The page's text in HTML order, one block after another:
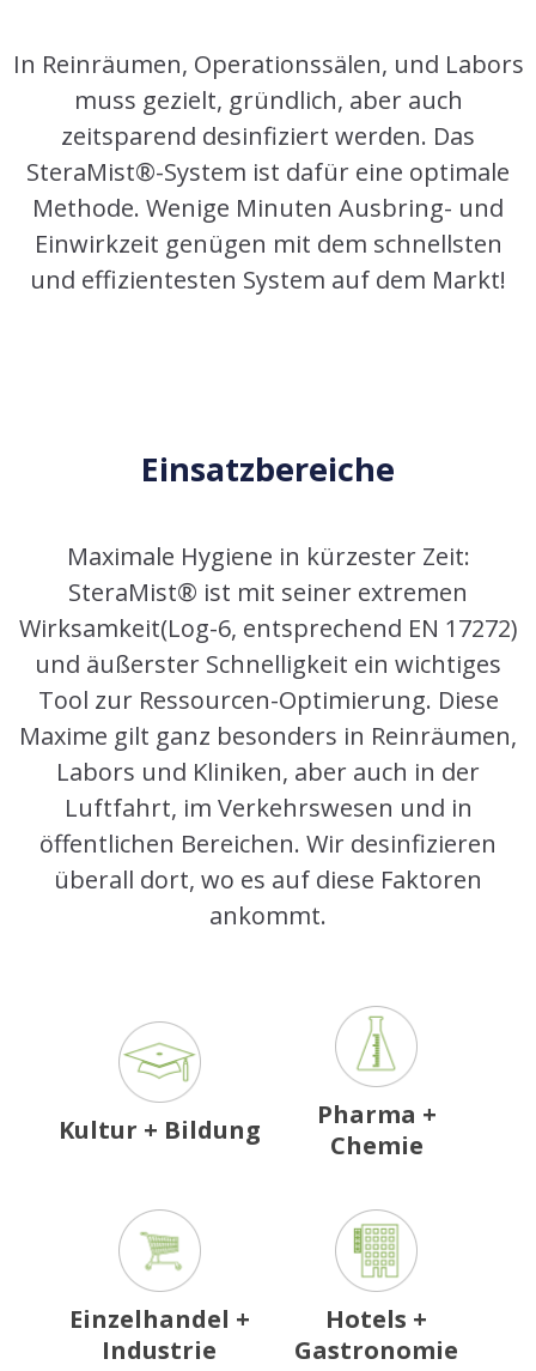
In Reinräumen, Operationssälen, und Labors
muss gezielt, gründlich, aber auch
zeitsparend desinfiziert werden. Das
SteraMist®-System ist dafür eine optimale
Methode. Wenige Minuten Ausbring- und
Einwirkzeit genügen mit dem schnellsten
und effizientesten System auf dem Markt!
Einsatzbereiche
Maximale Hygiene in kürzester Zeit:
SteraMist® ist mit seiner extremen
Wirksamkeit(Log-6, entsprechend EN 17272)
und äußerster Schnelligkeit ein wichtiges
Tool zur Ressourcen-Optimierung. Diese
Maxime gilt ganz besonders in Reinräumen,
Labors und Kliniken, aber auch in der
Luftfahrt, im Verkehrswesen und in
öffentlichen Bereichen. Wir desinfizieren
überall dort, wo es auf diese Faktoren
ankommt.
Kultur + Bildung
Pharma +
Chemie
Einzelhandel +
Industrie
Hotels +
Gastronomie